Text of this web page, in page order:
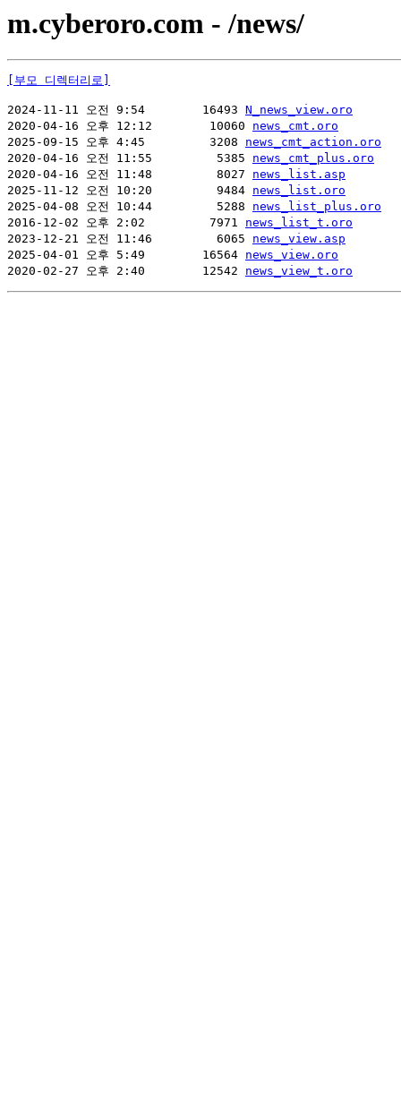
m.cyberoro.com - /news/
[부모 디렉터리로]
2024-11-11 오전 9:54        16493 N_news_view.oro
2020-04-16 오후 12:12        10060 news_cmt.oro
2025-09-15 오후 4:45         3208 news_cmt_action.oro
2020-04-16 오전 11:55         5385 news_cmt_plus.oro
2020-04-16 오전 11:48         8027 news_list.asp
2025-11-12 오전 10:20         9484 news_list.oro
2025-04-08 오전 10:44         5288 news_list_plus.oro
2016-12-02 오후 2:02         7971 news_list_t.oro
2023-12-21 오전 11:46         6065 news_view.asp
2025-04-01 오후 5:49        16564 news_view.oro
2020-02-27 오후 2:40        12542 news_view_t.oro